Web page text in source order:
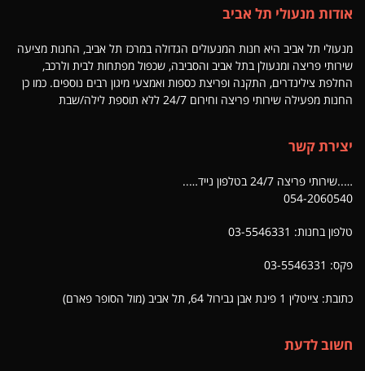
אודות מנעולי תל אביב
מנעולי תל אביב היא חנות המנעולים הגדולה במרכז תל אביב, החנות מציעה
שירותי פריצה ומנעולן בתל אביב והסביבה, שכפול מפתחות לבית ולרכב,
החלפת צילינדרים, התקנה ופריצת כספות ואמצעי מיגון רבים נוספים. כמו כן
החנות מפעילה שירותי פריצה וחירום 24/7 ללא תוספת לילה/שבת
יצירת קשר
…..שירותי פריצה 24/7 בטלפון נייד…..
054-2060540
טלפון בחנות: 03-5546331
פקס: 03-5546331
כתובת: צייטלין 1 פינת אבן גבירול 64, תל אביב (מול הסופר פארם)
חשוב לדעת